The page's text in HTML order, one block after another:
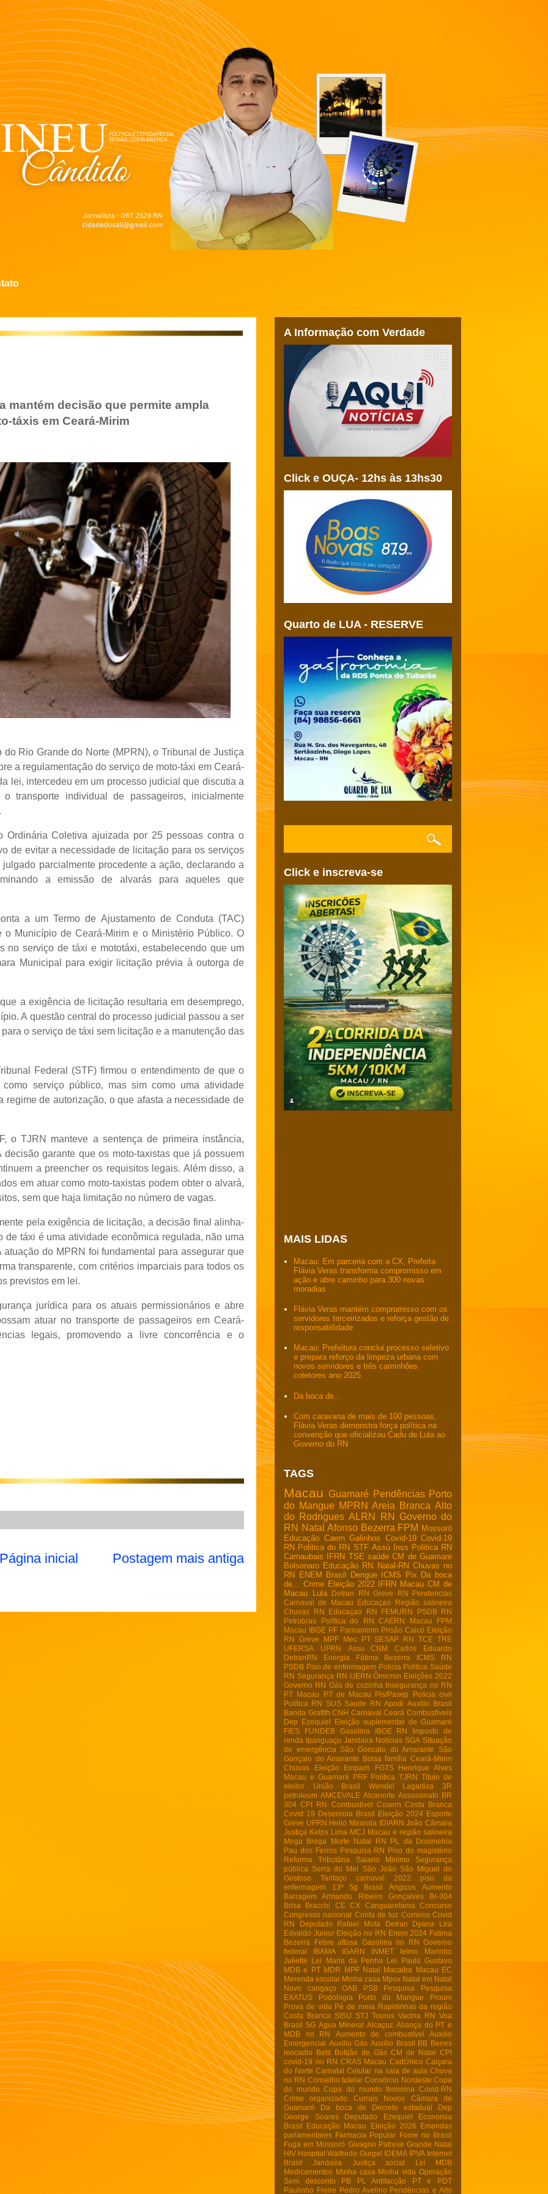
mantém decisão que permite ampla
táxis em Ceará-Mirim
Rio Grande do Norte (MPRN), o Tribunal de Justiça
a regulamentação do serviço de moto-táxi em Ceará-
lei, intercedeu em um processo judicial que discutia a
transporte individual de passageiros, inicialmente
Ordinária Coletiva ajuizada por 25 pessoas contra o
de evitar a necessidade de licitação para os serviços
parcialmente procedente a ação, declarando a
a emissão de alvarás para aqueles que
a um Termo de Ajustamento de Conduta (TAC)
o Município de Ceará-Mirim e o Ministério Público. O
no serviço de táxi e mototáxi, estabelecendo que um
Municipal para exigir licitação prévia à outorga de
a exigência de licitação resultaria em desemprego,
A questão central do processo judicial passou a ser
o serviço de táxi sem licitação e a manutenção das
Federal (STF) firmou o entendimento de que o
serviço público, mas sim como uma atividade
de autorização, o que afasta a necessidade de
o TJRN manteve a sentença de primeira instância,
garante que os moto-taxistas que já possuem
a preencher os requisitos legais. Além disso, a
em atuar como moto-taxistas podem obter o alvará,
sem que haja limitação no número de vagas.
pela exigência de licitação, a decisão final alinha-
táxi é uma atividade econômica regulada, não uma
do MPRN foi fundamental para assegurar que
transparente, com critérios imparciais para todos os
previstos em lei.
jurídica para os atuais permissionários e abre
atuar no transporte de passageiros em Ceará-
legais, promovendo a livre concorrência e o
Postagem mais antiga
Página inicial
A Informação com Verdade
Click e OUÇA- 12hs às 13hs30
Quarto de LUA - RESERVE
Click e inscreva-se
MAIS LIDAS
Macau: Em parceria com a CX, Prefeita
Flávia Veras transforma compromisso em
ação e abre caminho para 300 novas
moradias
Flávia Veras mantém compromisso com os
servidores terceirizados e reforça gestão de
responsabilidade
Macau: Prefeitura conclui processo seletivo
e prepara reforço da limpeza urbana com
novos servidores e três caminhões
coletores ano 2025
Da boca de...
Com caravana de mais de 100 pessoas,
Flávia Veras demonstra força política na
convenção que oficializou Cadu de Lula ao
Governo do RN
TAGS
Macau Guamaré Pendências Porto
do Mangue MPRN Areia Branca Alto
do Rodrigues ALRN RN
Governo do
RN Natal Afonso Bezerra FPM Mossoró
Educação Caern Galinhos Covid-19 Covid-19
RN Politica do RN STF Assú Inss Politica RN
Carnaubais
IFRN TSE saúde CM de Guamaré
Bolsonaro Educação RN Natal-RN Chuvas no
RN
ENEM Brasil Dengue ICMS Pix Da boca
de...
Crime Eleição 2022 IFRN Macau CM de
Macau
Lula Detran RN Greve RN
Pendencias
Carnaval de Macau
Educaçao
Região salineira
Chuvas RN
Educaçao RN FEMURN
PSDB RN
Petrobras
Política do RN CAERN Macau
FPM
Macau IBGE PF Parnamirim Prisão Caicó Eleição
RN
Greve MPF Mec PT SESAP RN TCE TRE
UFERSA
UFRN Assu CNM
Carlos Eduardo
DetranRN
Energia Fátima Bezerra
ICMS RN
PSDB Piso de enfermagem Policia Politica Saúde
RN Segurança RN UERN Ômicron Eleições 2022
Governo RN Gás de cozinha Insegurança no RN
PT Macau
PT de Macau Pis/Pasep
Policia civil
Política RN
SUS Saude RN Apodi Auxilio Brasil
Banda Grafith CNH Carnaval Ceará Combustiveis
Dep Ezequiel
Eleição suplementar de Guamaré
FIES
FUNDEB Gasolina IBGE RN
Imposto de
renda Ipanguaçu Jandaira Notícias SGA Situação
de emergência
São Goncalo do Amarante
São
Gonçalo do Amarante
Bolsa família Ceará-Mirim
Chuvas
Eleição Emparn FGTS
Henrique Alves
Macau e Guamaré
PRF Política TJRN Titulo de
eleitor
União Brasil Wendel Lagartixa
3R
petroleum AMCEVALE Alcanorte Assassinato BR
304 CPI RN Combustivel Cosern Costa Branca
Covid 19 Desenrola Brasil Eleição 2024 Esporte
Greve UFRN Helio Miranda IDIARN João Câmara
Justiça Kelps Lima MCJ Macau e região salineira
Mega Brega
Morte Natal RN
PL da Dosimetria
Pau dos Ferros Pesquisa RN Piso do magistério
Reforma Tributária
Salario Minimo
Segurança
pública
Serra do Mel São João
São Miguel do
Gostoso
Tarifaço carnaval 2022
piso da
enfermagem
13º 5g Brasil Angicos
Aumento
Barragem Armando Ribeiro Gonçalves
Br-304
Brisa Bracchi
CE CX Canguaretama
Concurso
Congresso nacional Conta de luz Correios Covid
RN
Deputado Rafael Mota Detran
Dyana Lira
Edvaldo Junior Eleição no RN Enem 2024 Fatima
Bezerra
Febre aftosa Gasolina no RN Governo
federal
IBAMA IGARN INMET
Ielmo Marinho
Juliette
Lei Maria da Penha
Lei Paulo Gustavo
MDB e PT MDR MPF Natal Macaiba
Macau EC
Merenda escolar Minha casa Mpox Natal em Natal
Novo cangaço
OAB PSB Pesquisa
Pesquisa
EXATUS
Podologia Porto do Mangue
Prouni
Prova de vida Pé de meia Rapidinhas da região
Costa Branca
SISU STJ Touros Vacina RN Voa
Brasil 5G Agua MIneral Alcaçuz Aliança do PT e
MDB no RN
Aumento de combustível
Auxilio
Emergencial Auxilio Gás Auxílio Brasil BB Benes
leocadio
Bets Botijão de Gás CM de Natal CPI
covid-19 no RN CRAS Macau CadÚnico Caiçara
do Norte Carnatal Celular na sala de aula Chuva
no RN Conselho tutelar Consórcio Nordeste Copa
do mundo Copa do mundo feminina
Covid-RN
Crime organizado
Currais Novos
Câmara de
Guamaré
Da boca de Decreto estadual
Dep
George Soares
Deputado Ezequiel
Economia
Brasil
Educação Macau Eleição 2026
Emendas
parlamentares Farmacia Popular Fome no Brasil
Fuga em Mossoró Givagno Patrese Grande Natal
HIV Hospital Walfredo Gurgel IDEMA IPVA Internet
Brasil
Jandaíra Justiça social Lei
MDB
Medicamentos Minha casa Minha vida Operação
Sem desconto
PB PL Antifacção
PT e PDT
Paulinho Freire Pedro Avelino Pendências e Alto